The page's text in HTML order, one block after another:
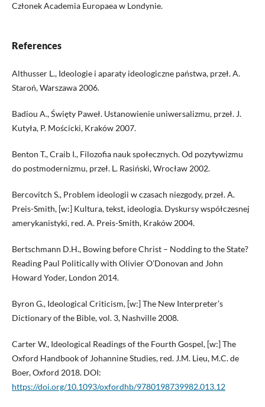
Członek Academia Europaea w Londynie.
References
Althusser L., Ideologie i aparaty ideologiczne państwa, przeł. A.
Staroń, Warszawa 2006.
Badiou A., Święty Paweł. Ustanowienie uniwersalizmu, przeł. J.
Kutyła, P. Mościcki, Kraków 2007.
Benton T., Craib I., Filozofia nauk społecznych. Od pozytywizmu
do postmodernizmu, przeł. L. Rasiński, Wrocław 2002.
Bercovitch S., Problem ideologii w czasach niezgody, przeł. A.
Preis-Smith, [w:] Kultura, tekst, ideologia. Dyskursy współczesnej
amerykanistyki, red. A. Preis-Smith, Kraków 2004.
Bertschmann D.H., Bowing before Christ – Nodding to the State?
Reading Paul Politically with Olivier O’Donovan and John
Howard Yoder, London 2014.
Byron G., Ideological Criticism, [w:] The New Interpreter’s
Dictionary of the Bible, vol. 3, Nashville 2008.
Carter W., Ideological Readings of the Fourth Gospel, [w:] The
Oxford Handbook of Johannine Studies, red. J.M. Lieu, M.C. de
Boer, Oxford 2018. DOI:
https://doi.org/10.1093/oxfordhb/9780198739982.013.12